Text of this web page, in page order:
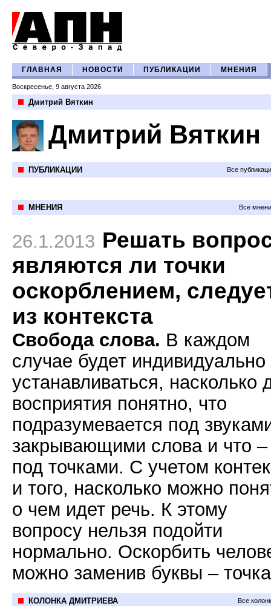
ГЛАВНАЯ НОВОСТИ ПУБЛИКАЦИИ МНЕНИЯ
Воскресенье, 9 августа 2026
Дмитрий Вяткин
Дмитрий Вяткин
ПУБЛИКАЦИИ Все
МНЕНИЯ Все
26.1.2013 Решать
являются ли точки
оскорблением,
из контекста
Свобода слова. В каждом
случае будет индивидуально
устанавливаться, насколько
восприятия понятно, что
подразумевается под
закрывающими слова и что –
под точками. С учетом
и того, насколько можно
о чем идет речь. К этому
вопросу нельзя подойти
нормально. Оскорбить
можно заменив буквы –
КОЛОНКА ДМИТРИЕВА Все